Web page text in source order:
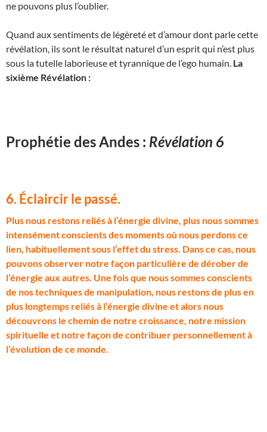
ne pouvons plus l’oublier.
Quand aux sentiments de légèreté et d’amour dont parle cette
révélation, ils sont le résultat naturel d’un esprit qui n’est plus
sous la tutelle laborieuse et tyrannique de l’ego humain. La
sixième Révélation :
Prophétie des Andes : Révélation 6
6. Éclaircir le passé.
Plus nous restons reliés à l’énergie divine, plus nous sommes
intensément conscients des moments où nous perdons ce
lien, habituellement sous l’effet du stress. Dans ce cas, nous
pouvons observer notre façon particulière de dérober de
l’énergie aux autres. Une fois que nous sommes conscients
de nos techniques de manipulation, nous restons de plus en
plus longtemps reliés à l’énergie divine et alors nous
découvrons le chemin de notre croissance, notre mission
spirituelle et notre façon de contribuer personnellement à
l’évolution de ce monde.